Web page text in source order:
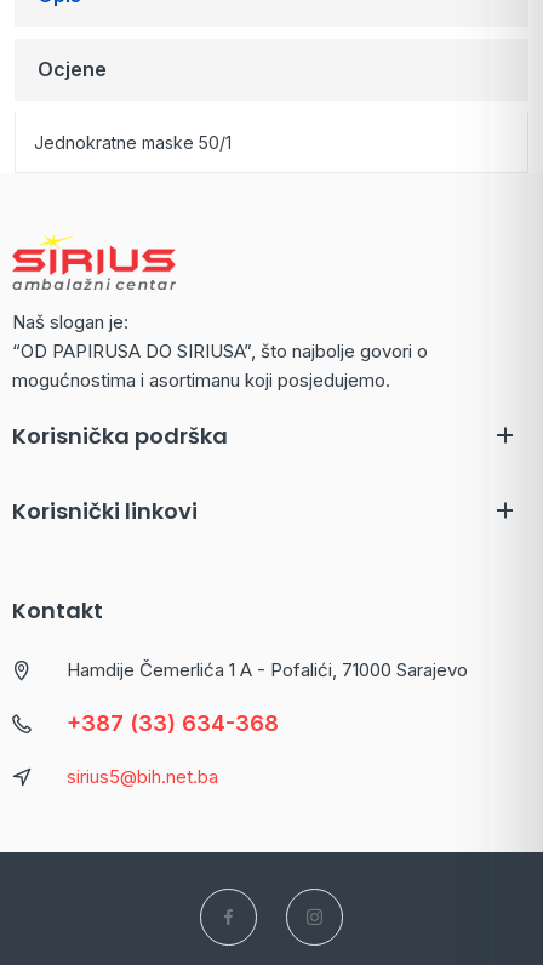
Ocjene
Jednokratne maske 50/1
Naš slogan je:
“OD PAPIRUSA DO SIRIUSA”, što najbolje govori o
mogućnostima i asortimanu koji posjedujemo.
Korisnička podrška
Korisnički linkovi
Kontakt
Hamdije Čemerlića 1 A - Pofalići, 71000 Sarajevo
+387 (33) 634-368
sirius5@bih.net.ba